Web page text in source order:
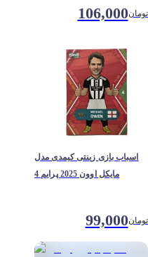
106,000تومان
اسباب بازی زینتی کیمدی مدل
مایکل اوون 2025 پرایم 4
99,000تومان